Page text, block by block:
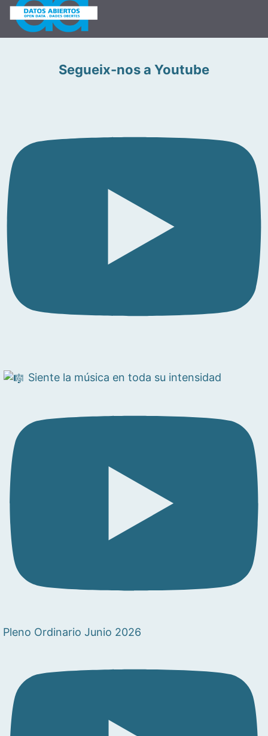
Segueix-nos a Youtube
Siente la música en toda su intensidad
Pleno Ordinario Junio 2026